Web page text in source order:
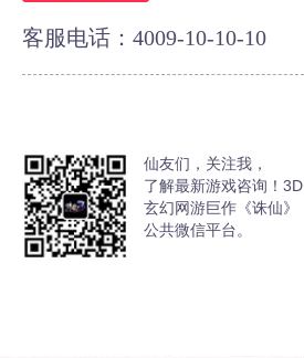
客服电话：4009-10-10-10
仙友们，关注我，
了解最新游戏咨询！3D
玄幻网游巨作《诛仙》
公共微信平台。